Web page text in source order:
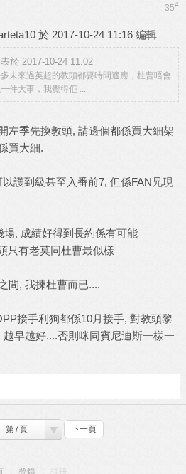
35#
於 2017-10-24 11:16 編輯
於 2017-10-24 11:02
未來過英超的教頭都要時間適應，杜曹唔會
件大事，我覺得佢 ...
左季先換教頭, 請邊個都係買大細架
買大細.
護到級甚至入番前7, 但係FAN兄現
場, 成績好得到長約係有可能
只有老莫同杜曹最似樣
間, 我揀杜曹而已....
接手利狗都係10月接手, 對教頭黎
早越好....否則咪同賓尼迪斯一樣一
第7頁 下一頁
登錄